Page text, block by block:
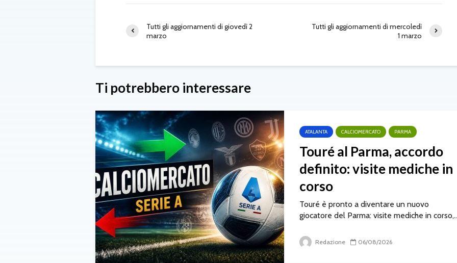
Tutti gli aggiornamenti di giovedì 2
marzo
Tutti gli aggiornamenti di mercoledì
1 marzo
Ti potrebbero interessare
ATALANTA CALCIOMERCATO PARMA
Touré al Parma, accordo
definito: visite mediche in
corso
Touré è pronto a diventare un nuovo
giocatore del Parma: visite mediche in
Redazione 06/08/2026